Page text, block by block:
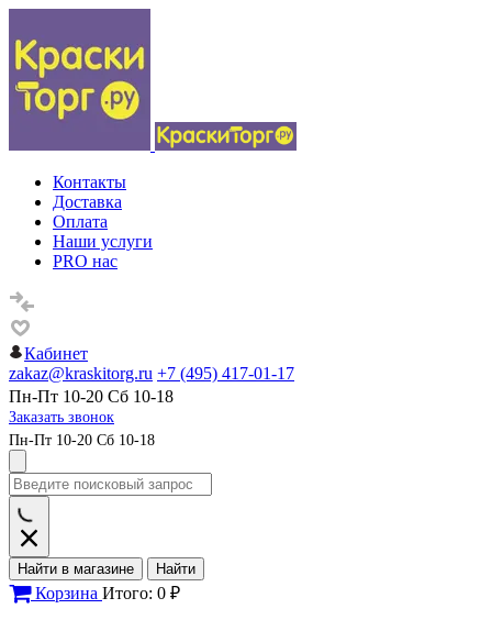
Контакты
Доставка
Оплата
Наши услуги
PRO нас
Кабинет
zakaz@kraskitorg.ru +7 (495) 417-01-17
Пн-Пт 10-20 Сб 10-18
Заказать звонок
Пн-Пт 10-20 Сб 10-18
Найти в магазине Найти
Корзина Итого: 0 ₽